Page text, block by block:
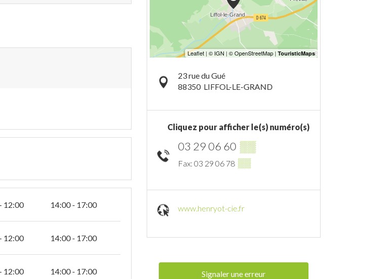
12:00 14:00 - 17:00
12:00 14:00 - 17:00
12:00 14:00 - 17:00
23 rue du Gué
88350 LIFFOL-LE-GRAND
Cliquez pour afficher le(s) numéro(s)
03 29 06 60 ▒▒
Fax: 03 29 06 78 ▒▒
www.henryot-cie.fr
Signaler une erreur